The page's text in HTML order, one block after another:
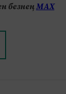
безнеңМАХ